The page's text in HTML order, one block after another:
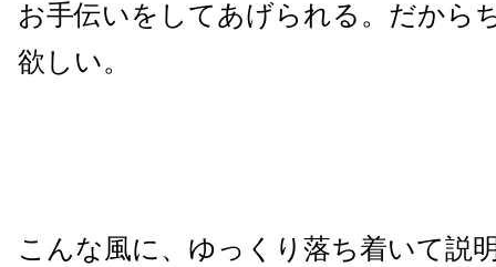
お手伝いをしてあげられる。だから
欲しい。
こんな風に、ゆっくり落ち着いて説